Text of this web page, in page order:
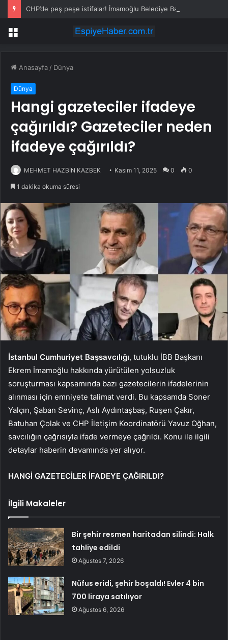
Menü
Anasayfa / Dünya
Dünya
Hangi gazeteciler ifadeye
çağırıldı? Gazeteciler neden
ifadeye çağırıldı?
MEHMET HAZBİN KAZBEK Kasım 11, 2025 0 0
1 dakika okuma süresi
İstanbul Cumhuriyet Başsavcılığı, tutuklu İBB Başkanı
Ekrem İmamoğlu hakkında yürütülen yolsuzluk
soruşturması kapsamında bazı gazetecilerin ifadelerinin
alınması için emniyete talimat verdi. Bu kapsamda Soner
Yalçın, Şaban Sevinç, Aslı Aydıntaşbaş, Ruşen Çakır,
Batuhan Çolak ve CHP İletişim Koordinatörü Yavuz Oğhan,
savcılığın çağrısıyla ifade vermeye çağrıldı. Konu ile ilgili
detaylar haberin devamında yer alıyor.
HANGİ GAZETECİLER İFADEYE ÇAĞIRILDI?
İlgili Makaleler
Bir şehir resmen haritadan silindi: Halk
tahliye edildi
Ağustos 7, 2026
Nüfus eridi, şehir boşaldı! Evler 4 bin
700 liraya satılıyor
Ağustos 6, 2026